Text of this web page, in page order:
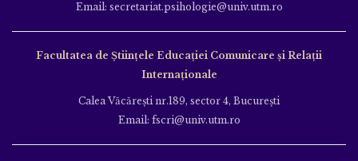
Email: secretariat.psihologie@univ.utm.ro
Facultatea de Ştiinţele Educației Comunicare și Relații
Internaționale
Calea Văcăreşti nr.189, sector 4, Bucureşti
Email: fscri@univ.utm.ro